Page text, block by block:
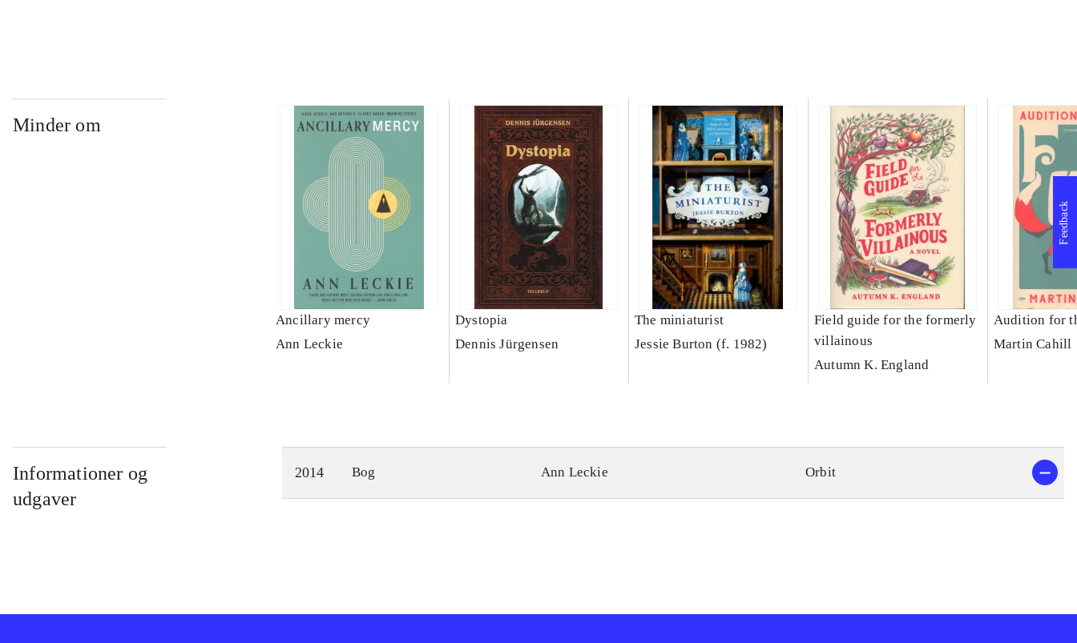
Minder om
Ancillary mercy
Ann Leckie
Dystopia
Dennis Jürgensen
The miniaturist
Jessie Burton (f. 1982)
Field guide for the formerly
villainous
Autumn K. England
Audition for
Martin Cahill
Informationer og
udgaver
2014 Bog Ann Leckie Orbit
Feedback